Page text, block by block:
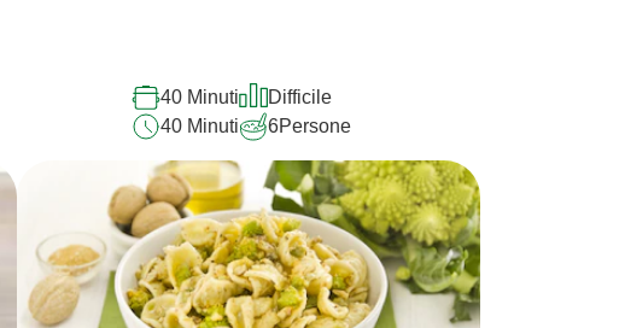
40 Minuti
Difficile
40 Minuti
6Persone